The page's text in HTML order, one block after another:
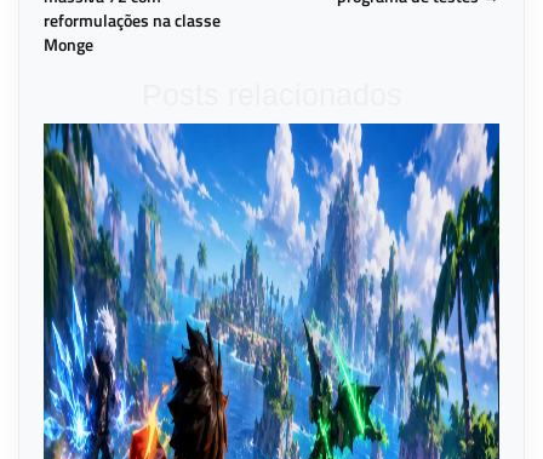
reformulações na classe
Monge